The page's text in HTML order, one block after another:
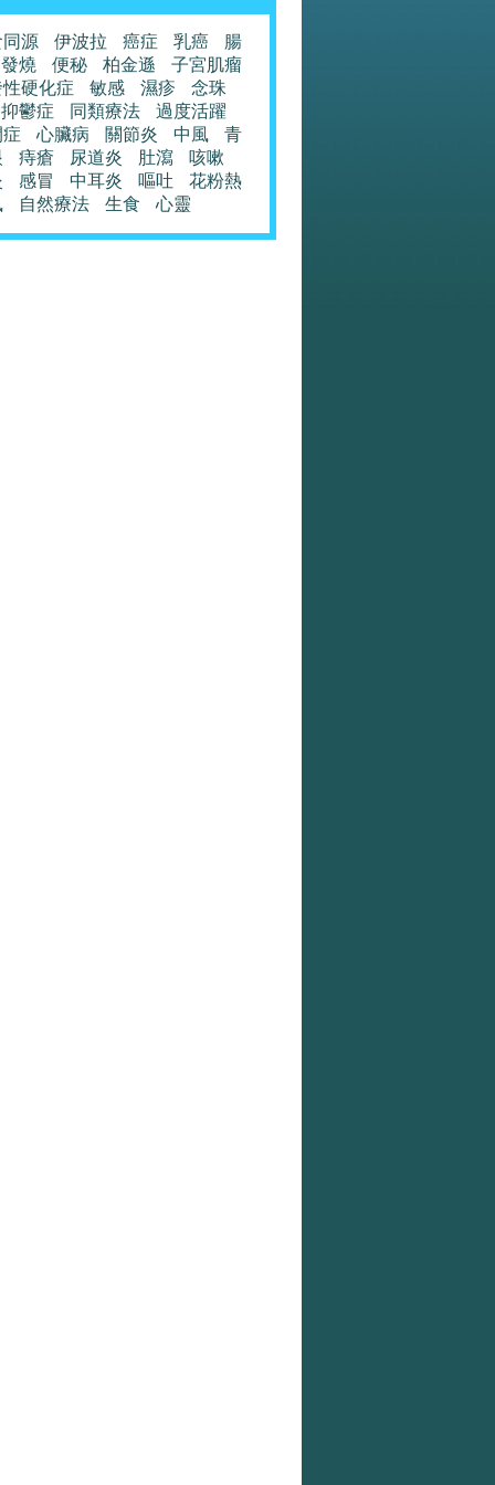
源 伊波拉 癌症 乳癌
腸
發燒
便秘 柏金遜
子宮肌瘤
硬化症
敏感 濕疹
念珠
抑鬱症
同類療法
過度活躍
心臟病 關節炎 中風
青
痔瘡 尿道炎 肚瀉
咳嗽
感冒 中耳炎 嘔吐
花粉熱
自然療法 生食 心靈